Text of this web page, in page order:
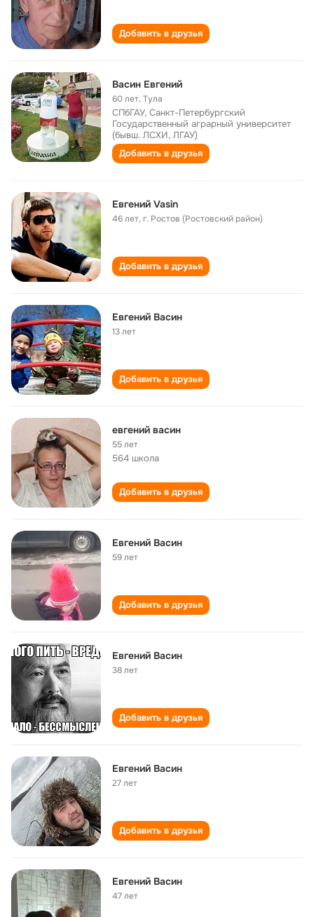
Добавить в друзья
Васин Евгений
60 лет,Тула
СПбГАУ, Санкт-Петербургский
Государственный аграрный университет
(бывш. ЛСХИ, ЛГАУ)
Добавить в друзья
Евгений Vasin
46 лет,г. Ростов (Ростовский район)
Добавить в друзья
Евгений Васин
13 лет
Добавить в друзья
евгений васин
55 лет
564 школа
Добавить в друзья
Евгений Васин
59 лет
Добавить в друзья
Евгений Васин
38 лет
Добавить в друзья
Евгений Васин
27 лет
Добавить в друзья
Евгений Васин
47 лет